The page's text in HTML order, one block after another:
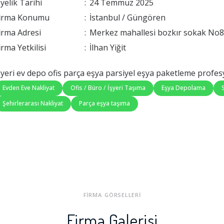
Tarihi : 24 Temmuz 2025
Konumu
: İstanbul / Güngören
Adresi
: Merkez mahallesi bozkır sokak
Yetkilisi
: İlhan Yiğit
ev depo ofis parça eşya parsiyel eşya paketleme
Evden Eve Nakliyat Ofis / Büro / İşyeri Taşıma Eşya Depolama
Şehirlerarası Nakliyat
Parça eşya taşıma
FİRMA GÖRSELLERİ